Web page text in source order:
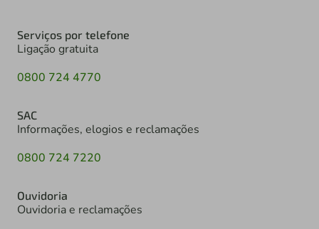
Serviços por telefone
Ligação gratuita
0800 724 4770
SAC
Informações, elogios e reclamações
0800 724 7220
Ouvidoria
Ouvidoria e reclamações